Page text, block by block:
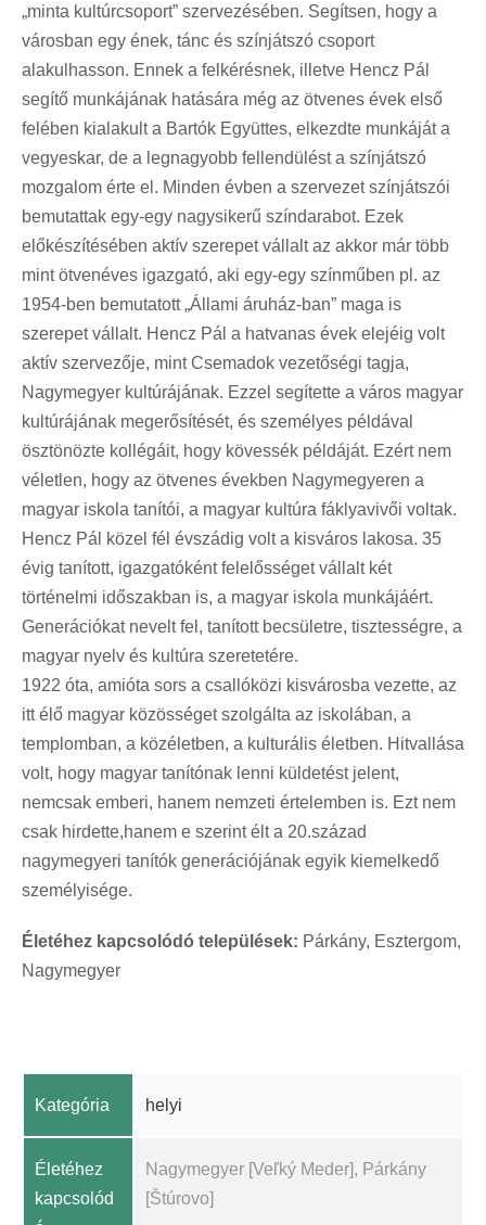
„minta kultúrcsoport” szervezésében. Segítsen, hogy a
városban egy ének, tánc és színjátszó csoport
alakulhasson. Ennek a felkérésnek, illetve Hencz Pál
segítő munkájának hatására még az ötvenes évek első
felében kialakult a Bartók Együttes, elkezdte munkáját a
vegyeskar, de a legnagyobb fellendülést a színjátszó
mozgalom érte el. Minden évben a szervezet színjátszói
bemutattak egy-egy nagysikerű színdarabot. Ezek
előkészítésében aktív szerepet vállalt az akkor már több
mint ötvenéves igazgató, aki egy-egy színműben pl. az
1954-ben bemutatott „Állami áruház-ban” maga is
szerepet vállalt. Hencz Pál a hatvanas évek elejéig volt
aktív szervezője, mint Csemadok vezetőségi tagja,
Nagymegyer kultúrájának. Ezzel segítette a város magyar
kultúrájának megerősítését, és személyes példával
ösztönözte kollégáit, hogy kövessék példáját. Ezért nem
véletlen, hogy az ötvenes években Nagymegyeren a
magyar iskola tanítói, a magyar kultúra fáklyavivői voltak.
Hencz Pál közel fél évszádig volt a kisváros lakosa. 35
évig tanított, igazgatóként felelősséget vállalt két
történelmi időszakban is, a magyar iskola munkájáért.
Generációkat nevelt fel, tanított becsületre, tisztességre, a
magyar nyelv és kultúra szeretetére.
1922 óta, amióta sors a csallóközi kisvárosba vezette, az
itt élő magyar közösséget szolgálta az iskolában, a
templomban, a közéletben, a kulturális életben. Hitvallása
volt, hogy magyar tanítónak lenni küldetést jelent,
nemcsak emberi, hanem nemzeti értelemben is. Ezt nem
csak hirdette,hanem e szerint élt a 20.század
nagymegyeri tanítók generációjának egyik kiemelkedő
személyisége.
Életéhez kapcsolódó települések: Párkány, Esztergom,
Nagymegyer
Kategória helyi
Életéhez
kapcsolód
Nagymegyer [Veľký Meder], Párkány
[Štúrovo]